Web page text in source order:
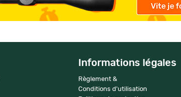
Informations légales
Règlement &
Conditions d'utilisation